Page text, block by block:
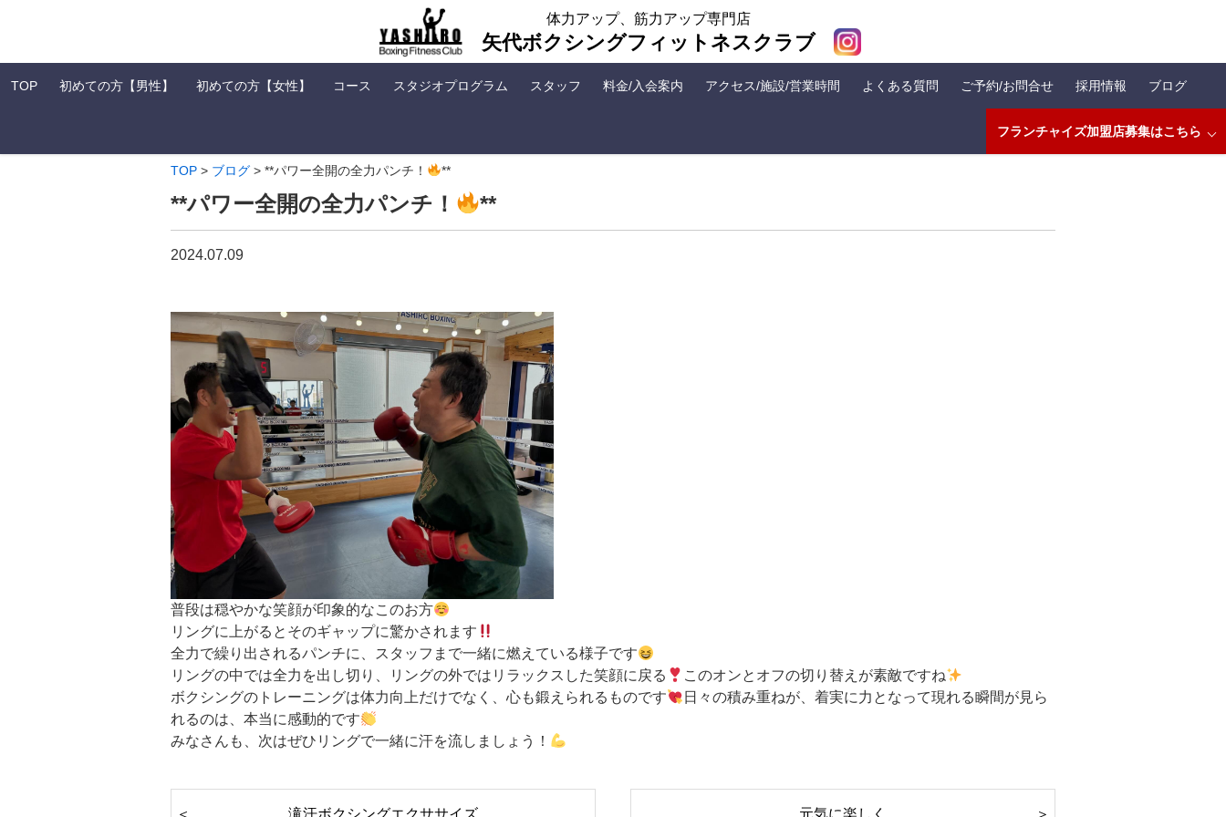
体力アップ、筋力アップ専門店
矢代ボクシングフィットネスクラブ
TOP 初めての方【男性】 初めての方【女性】 コース スタジオプログラム スタッフ 料金/入会案内 アクセス/施設/営業時間 よくある質問 ご予約/お問合せ 採用情報 ブログ
フランチャイズ加盟店募集はこちら
TOP > ブログ > **パワー全開の全力パンチ！ **
**パワー全開の全力パンチ！ **
2024.07.09
普段は穏やかな笑顔が印象的なこのお方
リングに上がるとそのギャップに驚かされます
全力で繰り出されるパンチに、スタッフまで一緒に燃えている様子です
リングの中では全力を出し切り、リングの外ではリラックスした笑顔に戻る
このオンとオフの切り替えが素敵ですね
ボクシングのトレーニングは体力向上だけでなく、心も鍛えられるものです
日々の積み重ねが、着実に力となって現れる瞬間が見ら
れるのは、本当に感動的です
みなさんも、次はぜひリングで一緒に汗を流しましょう！
滝汗ボクシングエクササイズ 元気に楽しく